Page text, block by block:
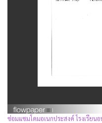
ซ่อมแซมโดมอเนกประสงค์ โรงเรียน